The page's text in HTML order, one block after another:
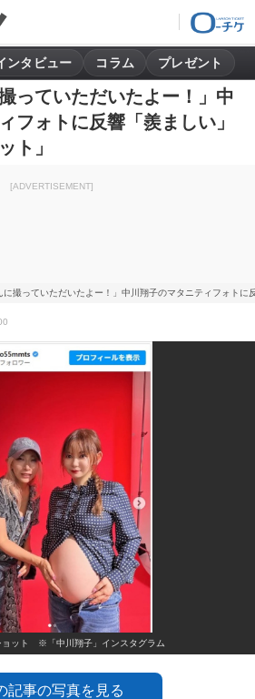
ンタビュー コラム プレゼント
っていただいたよー！」中
フォトに反響「羨ましい」
ト」
[ADVERTISEMENT]
に撮っていただいたよー！」中川翔子のマタニティフォト
ョット ※「中川翔子」インスタグラム
記事の写真を見る